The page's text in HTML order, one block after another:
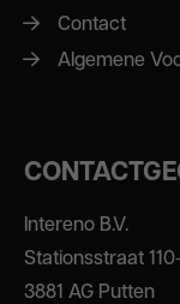
Contact
Algemene
Intereno B.V.
Stationsstraat
3881 AG Putten